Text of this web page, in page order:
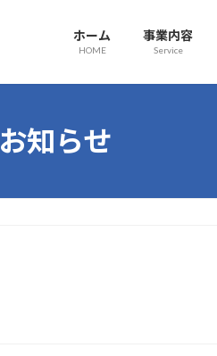
ホーム
HOME
事業内容
Service
お知らせ